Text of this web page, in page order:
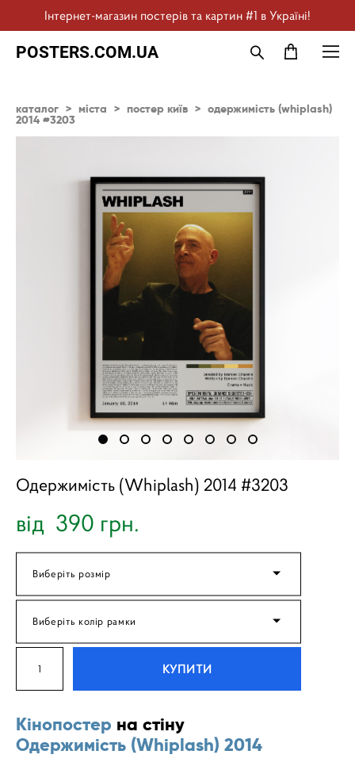
Інтернет-магазин постерів та картин #1 в Україні!
POSTERS.COM.UA
каталог > міста > постер київ > одержимість (whiplash)
2014 #3203
Одержимість (Whiplash) 2014 #3203
від 390 грн.
Виберіть розмір
Виберіть колір рамки
КУПИТИ
Кінопостер на стіну
Одержимість (Whiplash) 2014